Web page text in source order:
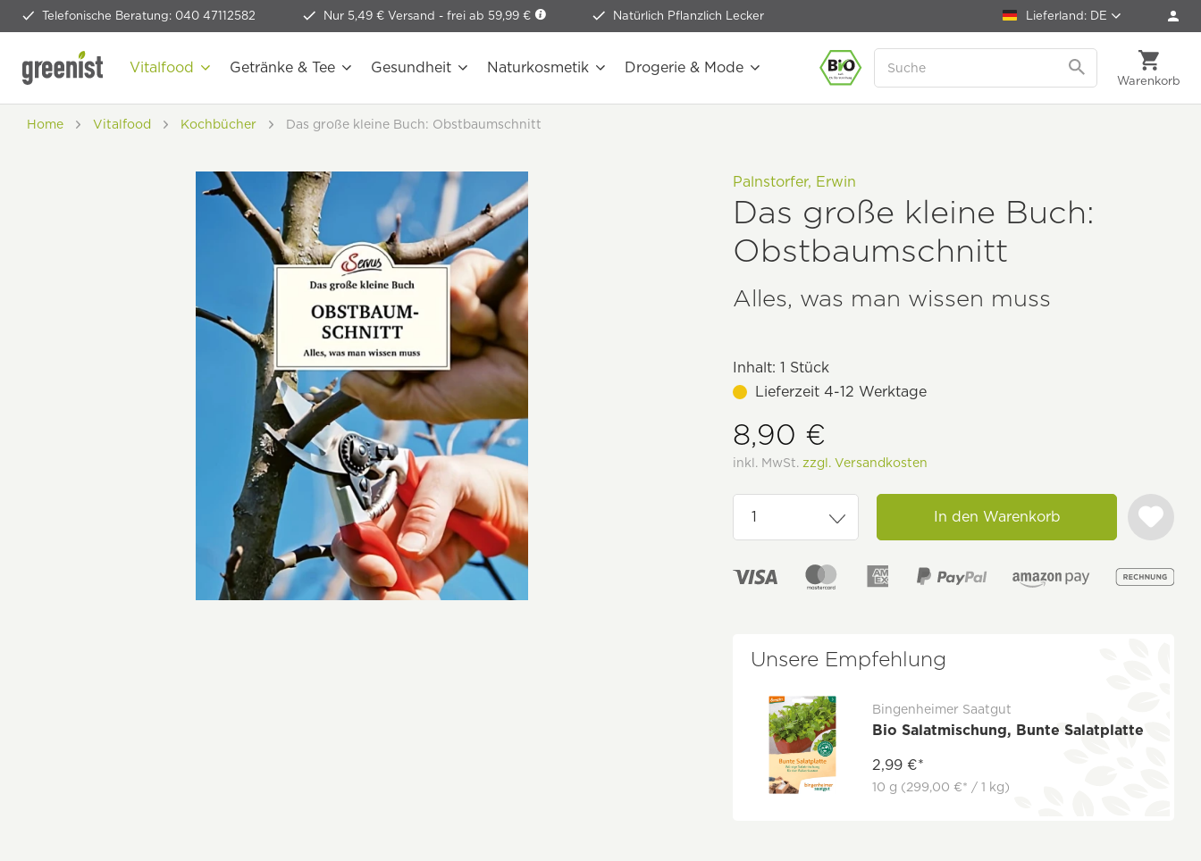
Telefonische Beratung: 040 47112582 Nur 5,49 € Versand - frei ab 59,99 € Natürlich Pflanzlich Lecker Lieferland: DE
Warenkorb
Vitalfood Getränke & Tee Gesundheit Naturkosmetik Drogerie & Mode
Home Vitalfood Kochbücher Das große kleine Buch: Obstbaumschnitt
Palnstorfer, Erwin
Das große kleine Buch:
Obstbaumschnitt
Alles, was man wissen muss
Inhalt: 1 Stück
Lieferzeit 4-12 Werktage
8,90 €
inkl. MwSt. zzgl. Versandkosten
In den Warenkorb
Unsere Empfehlung
Bingenheimer Saatgut
Bio Salatmischung, Bunte Salatplatte
2,99 €*
10 g (299,00 €* / 1 kg)